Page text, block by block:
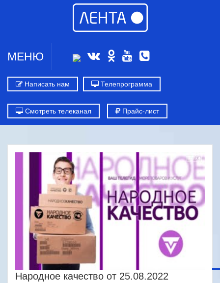
МЕНЮ
Написать нам Телепрограмма
Смотреть телеканал Прайс-лист
Народное качество от 25.08.2022